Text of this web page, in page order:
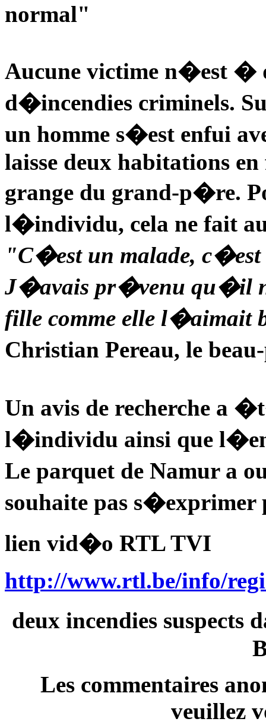
normal"
Aucune victime n�est
d�incendies criminels.
un homme s�est enfui
laisse deux habitations
grange du grand-p�re.
l�individu, cela ne fait
"C�est un malade,
J�avais pr�venu qu�il
fille comme elle
Christian Pereau, le
Un avis de recherche a
l�individu ainsi que
Le parquet de Namur a
souhaite pas
lien vid�o RTL TVI
http://www.rtl.be/info/
deux incendies
Les commentaires
veuillez